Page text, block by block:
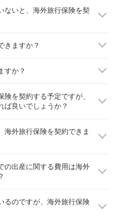
高額になるケースが多くあり
場合、現金で支払いができな
ります。折角の海外旅行中に
ても残念ですよね。
ので、しっかりと確認してみ
所（2026年1月時点）
所（2020年2月時点）
送費用等が補償されます。2位
ラや携帯電話等の手荷物の盗
より生じた費用（交通費、宿
発生件数の順位は10年以上
い。
費用、救援者費用、疾病応急治療・救
託手荷物遅延）
本の健康保険は使用で
費や医療費の負担額は1割から
険者や被扶養者は、海外で診
まとめた「セットプラン」
み合わせる「フリープラン」
家族）プラン」を利用して一
険料を安くする、あるいは
。
ないと、海外旅行保険を契
きますか？
すか？
を契約する予定ですが、
ば良いでしょうか？
海外旅行保険を契約できま
の出産に関する費用は海外
るのですが、海外旅行保険